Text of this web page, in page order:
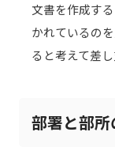
文書を作成す
かれているの
ると考えて差
部署と部